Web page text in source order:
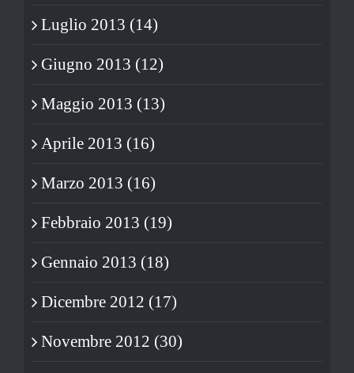
Luglio 2013 (14)
Giugno 2013 (12)
Maggio 2013 (13)
Aprile 2013 (16)
Marzo 2013 (16)
Febbraio 2013 (19)
Gennaio 2013 (18)
Dicembre 2012 (17)
Novembre 2012 (30)